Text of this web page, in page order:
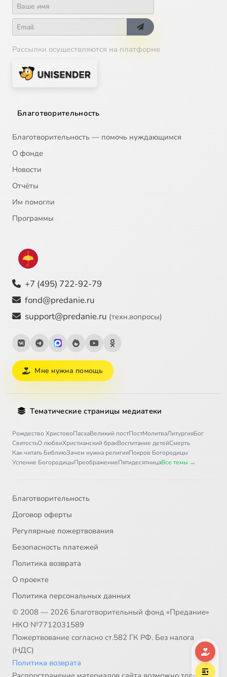
Рассылки осуществляются на платформе
Благотворительность
Благотворительность — помочь нуждающимся
О фонде
Новости
Отчёты
Им помогли
Программы
+7 (495) 722-92-79
fond@predanie.ru
support@predanie.ru (техн.вопросы)
Мне нужна помощь
Тематические страницы медиатеки
Рождество ХристовоПасхаВеликий постПостМолитваЛитургияБог
СвятостьО любвиХристианский бракВоспитание детейСмерть
Как читать БиблиюЗачем нужна религияПокров Богородицы
Успение БогородицыПреображениеПятидесятницаВсе темы →
Благотворительность
Договор оферты
Регулярные пожертвования
Безопасность платежей
Политика возврата
О проекте
Политика персональных данных
© 2008 — 2026 Благотворительный фонд «Предание»
НКО №7712031589
Пожертвование согласно ст.582 ГК РФ. Без налога
(НДС)
Политика возврата